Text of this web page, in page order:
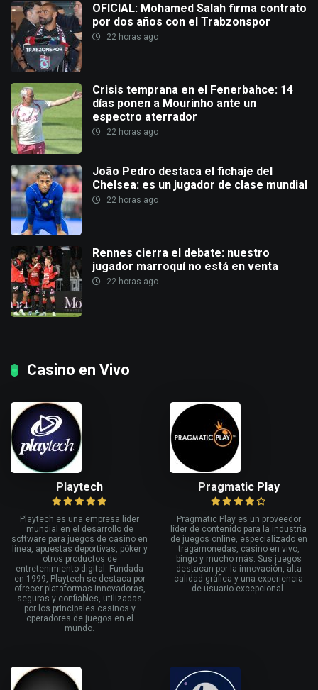
OFICIAL: Mohamed Salah firma contrato
por dos años con el Trabzonspor
22 horas ago
Crisis temprana en el Fenerbahce: 14
días ponen a Mourinho ante un
espectro aterrador
22 horas ago
João Pedro destaca el fichaje del
Chelsea: es un jugador de clase mundial
22 horas ago
Rennes cierra el debate: nuestro
jugador marroquí no está en venta
22 horas ago
Casino en Vivo
Playtech
Playtech es una empresa líder
mundial en el desarrollo de
software para juegos de casino en
línea, apuestas deportivas, póker y
otros productos de
entretenimiento digital. Fundada
en 1999, Playtech se destaca por
ofrecer plataformas innovadoras,
seguras y confiables, utilizadas
por los principales casinos y
operadores de juegos en el
mundo.
Pragmatic Play
Pragmatic Play es un proveedor
líder de contenido para la industria
de juegos online, especializado en
tragamonedas, casino en vivo,
bingo y mucho más. Sus juegos
destacan por la innovación, alta
calidad gráfica y una experiencia
de usuario excepcional.